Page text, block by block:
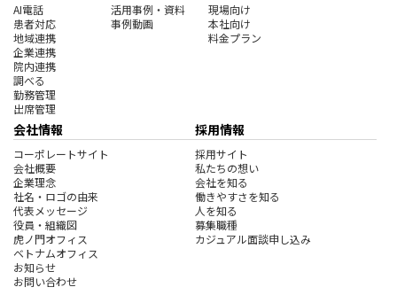
AI電話
患者対応
地域連携
企業連携
院内連携
調べる
勤務管理
出席管理
活用事例・資料
事例動画
現場向け
本社向け
料金プラン
会社情報
コーポレートサイト
会社概要
企業理念
社名・ロゴの由来
代表メッセージ
役員・組織図
虎ノ門オフィス
ベトナムオフィス
お知らせ
お問い合わせ
採用情報
採用サイト
私たちの想い
会社を知る
働きやすさを知る
人を知る
募集職種
カジュアル面談申し込み